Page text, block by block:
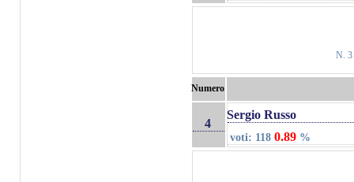
N. 3
Numero
4
Sergio Russo
voti: 1180.89 %